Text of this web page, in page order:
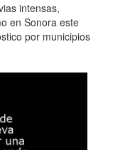
intensas,
en Sonora este
por municipios